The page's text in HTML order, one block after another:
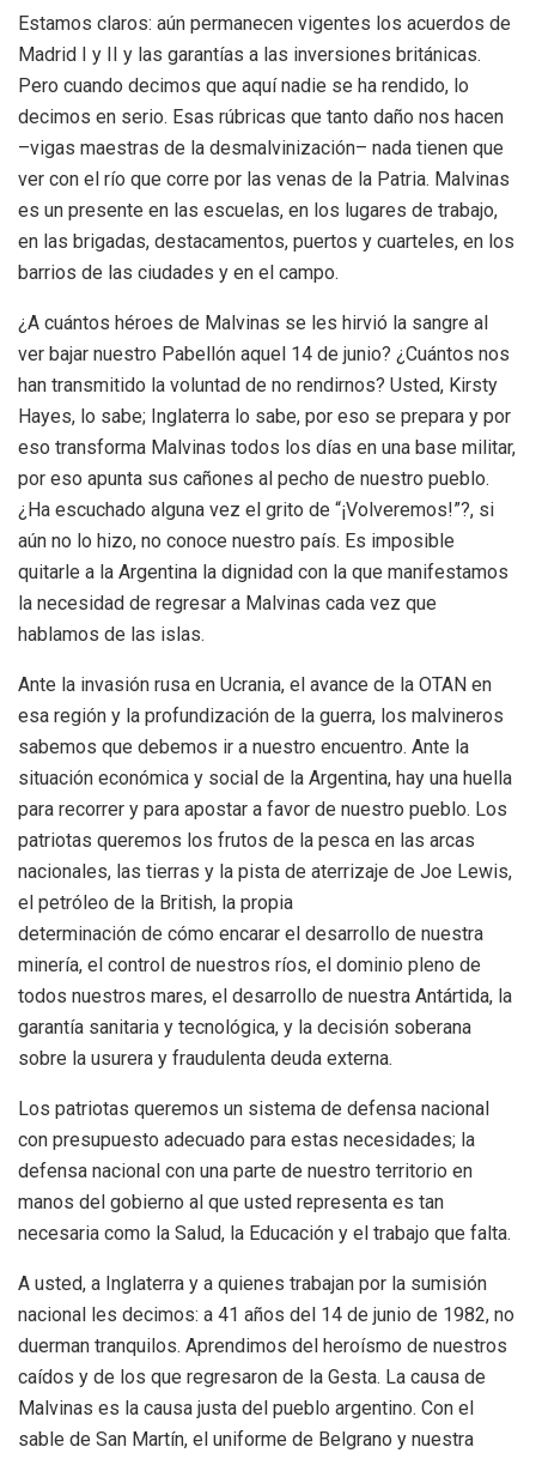
Estamos claros: aún permanecen vigentes los acuerdos de
Madrid I y II y las garantías a las inversiones británicas.
Pero cuando decimos que aquí nadie se ha rendido, lo
decimos en serio. Esas rúbricas que tanto daño nos hacen
–vigas maestras de la desmalvinización– nada tienen que
ver con el río que corre por las venas de la Patria. Malvinas
es un presente en las escuelas, en los lugares de trabajo,
en las brigadas, destacamentos, puertos y cuarteles, en los
barrios de las ciudades y en el campo.
¿A cuántos héroes de Malvinas se les hirvió la sangre al
ver bajar nuestro Pabellón aquel 14 de junio? ¿Cuántos nos
han transmitido la voluntad de no rendirnos? Usted, Kirsty
Hayes, lo sabe; Inglaterra lo sabe, por eso se prepara y por
eso transforma Malvinas todos los días en una base militar,
por eso apunta sus cañones al pecho de nuestro pueblo.
¿Ha escuchado alguna vez el grito de “¡Volveremos!”?, si
aún no lo hizo, no conoce nuestro país. Es imposible
quitarle a la Argentina la dignidad con la que manifestamos
la necesidad de regresar a Malvinas cada vez que
hablamos de las islas.
Ante la invasión rusa en Ucrania, el avance de la OTAN en
esa región y la profundización de la guerra, los malvineros
sabemos que debemos ir a nuestro encuentro. Ante la
situación económica y social de la Argentina, hay una huella
para recorrer y para apostar a favor de nuestro pueblo. Los
patriotas queremos los frutos de la pesca en las arcas
nacionales, las tierras y la pista de aterrizaje de Joe Lewis,
el petróleo de la British, la propia
determinación de cómo encarar el desarrollo de nuestra
minería, el control de nuestros ríos, el dominio pleno de
todos nuestros mares, el desarrollo de nuestra Antártida, la
garantía sanitaria y tecnológica, y la decisión soberana
sobre la usurera y fraudulenta deuda externa.
Los patriotas queremos un sistema de defensa nacional
con presupuesto adecuado para estas necesidades; la
defensa nacional con una parte de nuestro territorio en
manos del gobierno al que usted representa es tan
necesaria como la Salud, la Educación y el trabajo que falta.
A usted, a Inglaterra y a quienes trabajan por la sumisión
nacional les decimos: a 41 años del 14 de junio de 1982, no
duerman tranquilos. Aprendimos del heroísmo de nuestros
caídos y de los que regresaron de la Gesta. La causa de
Malvinas es la causa justa del pueblo argentino. Con el
sable de San Martín, el uniforme de Belgrano y nuestra